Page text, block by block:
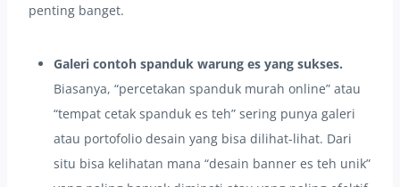
penting banget.
Galeri contoh spanduk warung es yang sukses.
Biasanya, “percetakan spanduk murah online” atau
“tempat cetak spanduk es teh” sering punya galeri
atau portofolio desain yang bisa dilihat-lihat. Dari
situ bisa kelihatan mana “desain banner es teh unik”